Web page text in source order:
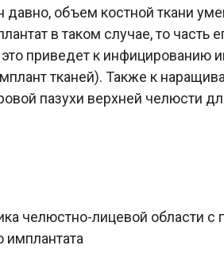
давно, объем костной ткани
в таком случае, то
это приведет к инфицированию
тканей). Также к
пазухи верхней челюсти
челюстно-лицевой области
имплантата